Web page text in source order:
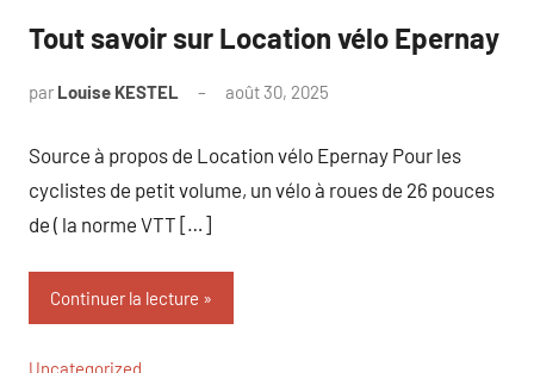
Tout savoir sur Location vélo Epernay
par Louise KESTEL août 30, 2025
Source à propos de Location vélo Epernay Pour les
cyclistes de petit volume, un vélo à roues de 26 pouces
de ( la norme VTT […]
Continuer la lecture
Uncategorized